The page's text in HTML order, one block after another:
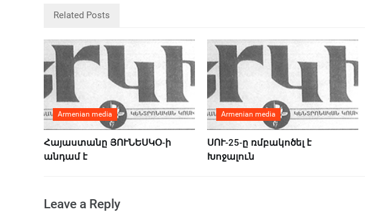
Related Posts
Armenian media
Հայաստանը ՅՈՒՆԵՍԿՕ-ի
անդամ է
Armenian media
ՍՈՒ-25-ը ռմբակոծել է
Խոջալուն
Leave a Reply